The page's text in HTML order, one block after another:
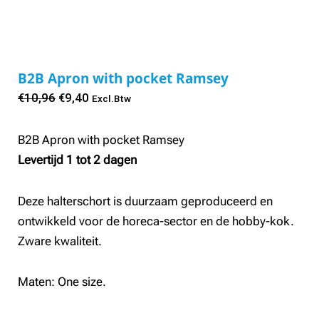
B2B Apron with pocket Ramsey
€10,96 Oorspronkelijke
was:
€10,96.
€9,40 Huidige
is:
€9,40.
Excl.Btw
B2B Apron with pocket Ramsey
Levertijd 1 tot 2 dagen
Deze halterschort is duurzaam geproduceerd en
ontwikkeld voor de horeca-sector en de hobby-kok.
Zware kwaliteit.
Maten: One size.